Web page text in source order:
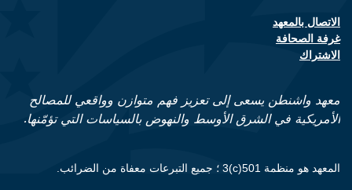
Footer contact links
الاتصال بالمعهد
غرفة الصحافة
الاشتراك
معهد واشنطن يسعى إلى تعزيز فهم متوازن وواقعي للمصالح
الأمريكية في الشرق الأوسط والنهوض بالسياسات التي تؤمّنها.
المعهد هو منظمة 501(c)3 ؛ جميع التبرعات معفاة من الضرائب.